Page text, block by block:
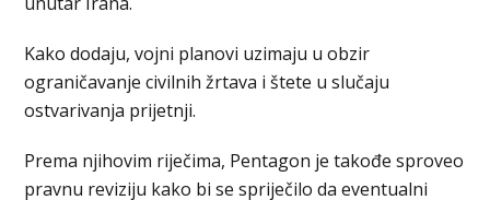
Kako dodaju, vojni planovi uzimaju u obzir
ograničavanje civilnih žrtava i štete u slučaju
ostvarivanja prijetnji.
Prema njihovim riječima, Pentagon je takođe sproveo
pravnu reviziju kako bi se spriječilo da eventualni